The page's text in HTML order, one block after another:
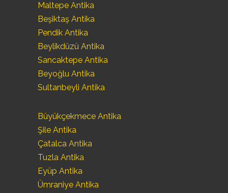
Maltepe Antika
Beşiktaş Antika
Pendik Antika
Beylikdüzü Antika
Sancaktepe Antika
Beyoğlu Antika
Sultanbeyli Antika
Büyükçekmece Antika
Şile Antika
Çatalca Antika
Tuzla Antika
Eyüp Antika
Ümraniye Antika